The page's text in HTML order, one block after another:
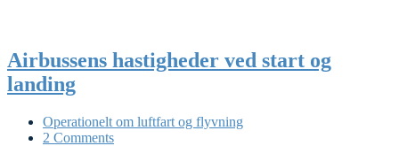
Airbussens hastigheder ved start og
landing
Operationelt om luftfart og flyvning
2 Comments